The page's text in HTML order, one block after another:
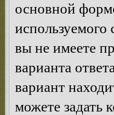
основной
вы не имеете
варианта
вариант
можете задать